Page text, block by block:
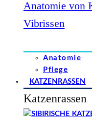
Anatomie von
Vibrissen
Anatomie
Pflege
KATZENRASSEN
Katzenrassen